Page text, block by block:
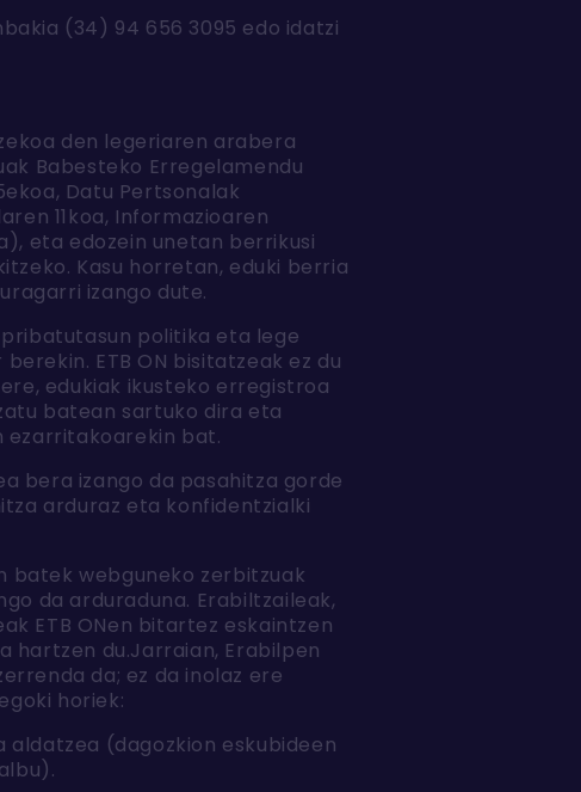
(34) 94 656 3095 edo idatzi
den legeriaren arabera
Babesteko Erregelamendu
Datu Pertsonalak
11koa, Informazioaren
eta edozein unetan berrikusi
Kasu horretan, eduki berria
izango dute.
politika eta lege
ETB ON bisitatzeak ez du
edukiak ikusteko erregistroa
batean sartuko dira eta
ezarritakoarekin bat.
bera izango da pasahitza gorde
arduraz eta konfidentzialki
batek webguneko zerbitzuak
da arduraduna. Erabiltzaileak,
ETB ONen bitartez eskaintzen
hartzen du.Jarraian, Erabilpen
da; ez da inolaz ere
horiek:
(dagozkion eskubideen